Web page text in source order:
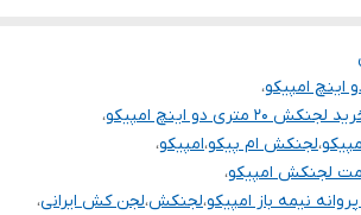
امپیکو،
متری دو اینچ امپیکو
،
،لجنکش ام پیکو،امپیکو،
لجنکش امپیکو،
نیمه باز امپیکو،لجنکش،لجن کش ایرانی،